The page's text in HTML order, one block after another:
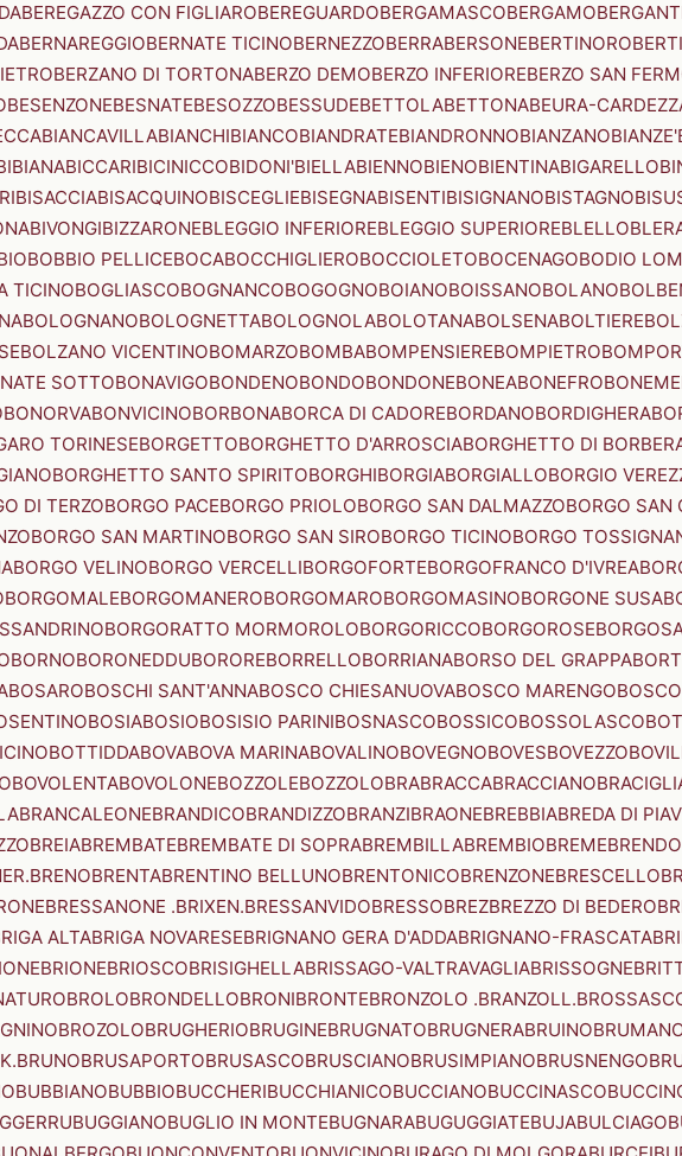
BEREGAZZO CON FIGLIAROBEREGUARDOBERGAMASCOBERGAMO
BERNAREGGIOBERNATE TICINOBERNEZZOBERRABERSONEBERTINORO
BERZANO DI TORTONABERZO DEMOBERZO INFERIOREBERZO SAN
BESENZONEBESNATEBESOZZOBESSUDEBETTOLABETTONABEURA-
BIANCAVILLABIANCHIBIANCOBIANDRATEBIANDRONNOBIANZANOBIANZE'
BICCARIBICINICCOBIDONI'BIELLABIENNOBIENOBIENTINABIGARELLO
BISACCIABISACQUINOBISCEGLIEBISEGNABISENTIBISIGNANOBISTAGNO
BIVONGIBIZZARONEBLEGGIO INFERIOREBLEGGIO SUPERIOREBLELLO
BOBBIO PELLICEBOCABOCCHIGLIEROBOCCIOLETOBOCENAGOBODIO
TICINOBOGLIASCOBOGNANCOBOGOGNOBOIANOBOISSANOBOLANO
BOLOGNANOBOLOGNETTABOLOGNOLABOLOTANABOLSENABOLTIERE
BOLZANO VICENTINOBOMARZOBOMBABOMPENSIEREBOMPIETRO
SOTTOBONAVIGOBONDENOBONDOBONDONEBONEABONEFRO
BONORVABONVICINOBORBONABORCA DI CADOREBORDANOBORDIGHERA
TORINESEBORGETTOBORGHETTO D'ARROSCIABORGHETTO DI
BORGHETTO SANTO SPIRITOBORGHIBORGIABORGIALLOBORGIO
DI TERZOBORGO PACEBORGO PRIOLOBORGO SAN DALMAZZOBORGO SAN
BORGO SAN MARTINOBORGO SAN SIROBORGO TICINOBORGO
BORGO VELINOBORGO VERCELLIBORGOFORTEBORGOFRANCO D'IVREA
BORGOMALEBORGOMANEROBORGOMAROBORGOMASINOBORGONE SUSA
BORGORATTO MORMOROLOBORGORICCOBORGOROSE
BORNOBORONEDDUBOROREBORRELLOBORRIANABORSO DEL GRAPPA
BOSAROBOSCHI SANT'ANNABOSCO CHIESANUOVABOSCO MARENGO
BOSIABOSIOBOSISIO PARINIBOSNASCOBOSSICOBOSSOLASCO
BOTTIDDABOVABOVA MARINABOVALINOBOVEGNOBOVESBOVEZZO
BOVOLENTABOVOLONEBOZZOLEBOZZOLOBRABRACCABRACCIANO
BRANCALEONEBRANDICOBRANDIZZOBRANZIBRAONEBREBBIABREDA DI
BREIABREMBATEBREMBATE DI SOPRABREMBILLABREMBIOBREME
BRENOBRENTABRENTINO BELLUNOBRENTONICOBRENZONEBRESCELLO
BRESSANONE .BRIXEN.BRESSANVIDOBRESSOBREZBREZZO DI BEDERO
ALTABRIGA NOVARESEBRIGNANO GERA D'ADDABRIGNANO-FRASCATA
BRIONEBRIOSCOBRISIGHELLABRISSAGO-VALTRAVAGLIABRISSOGNE
BROLOBRONDELLOBRONIBRONTEBRONZOLO .BRANZOLL.
BROZOLOBRUGHERIOBRUGINEBRUGNATOBRUGNERABRUINO
BRUNOBRUSAPORTOBRUSASCOBRUSCIANOBRUSIMPIANOBRUSNENGO
BUBBIANOBUBBIOBUCCHERIBUCCHIANICOBUCCIANOBUCCINASCO
BUGGIANOBUGLIO IN MONTEBUGNARABUGUGGIATEBUJABULCIAGO